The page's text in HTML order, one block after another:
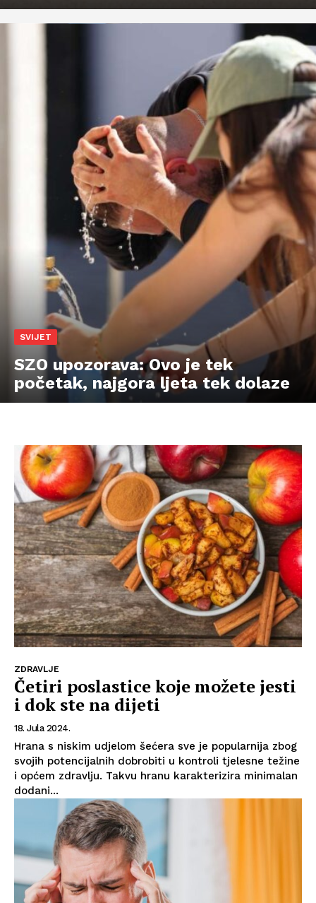
SVIJET
SZO upozorava: Ovo je tek
početak, najgora ljeta tek dolaze
ZDRAVLJE
Četiri poslastice koje možete jesti
i dok ste na dijeti
18. Jula 2024.
Hrana s niskim udjelom šećera sve je popularnija zbog
svojih potencijalnih dobrobiti u kontroli tjelesne težine
i općem zdravlju. Takvu hranu karakterizira minimalan
dodani...